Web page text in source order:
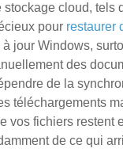
stockage cloud, tels
pour restaurer
jour Windows,
des
de la
téléchargements
vos fichiers restent
de ce qui